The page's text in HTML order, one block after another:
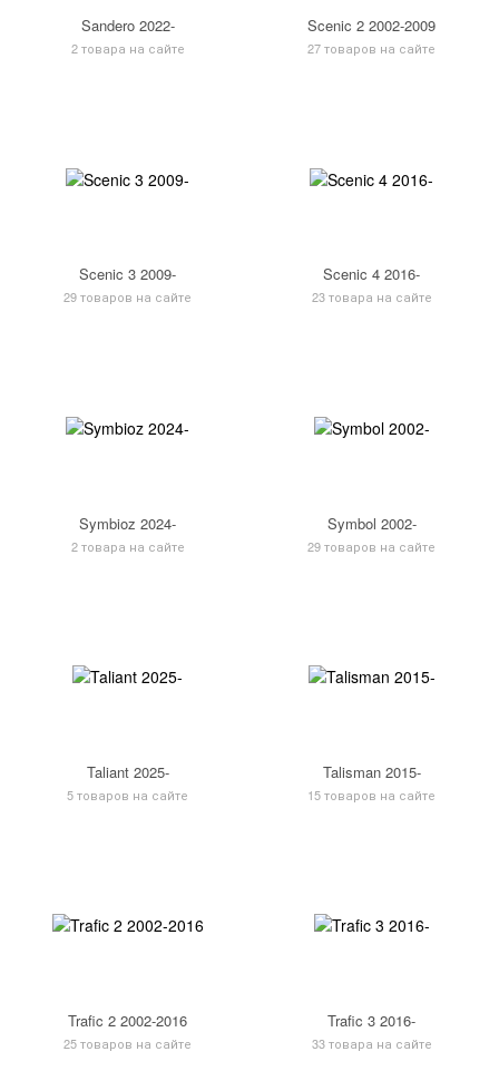
Sandero 2022-
2 товара на сайте
Scenic 2 2002-2009
27 товаров на сайте
Scenic 3 2009-
29 товаров на сайте
Scenic 4 2016-
23 товара на сайте
Symbioz 2024-
2 товара на сайте
Symbol 2002-
29 товаров на сайте
Taliant 2025-
5 товаров на сайте
Talisman 2015-
15 товаров на сайте
Trafic 2 2002-2016
25 товаров на сайте
Trafic 3 2016-
33 товара на сайте